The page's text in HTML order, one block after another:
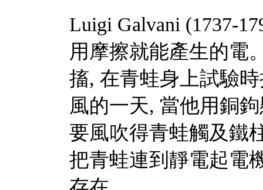
Luigi Galvani (1737-
用摩擦就能產生的電
搐, 在青蛙身上試驗
風的一天, 當他用銅
要風吹得青蛙觸及鐵
把青蛙連到靜電起電